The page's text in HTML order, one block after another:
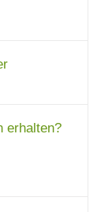
erhalten?